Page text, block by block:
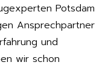
Potsdam
Ansprechpartner
und
wir schon